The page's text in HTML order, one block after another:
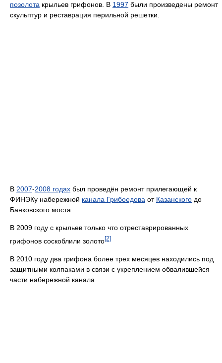
позолота крыльев грифонов. В 1997 были произведены ремонт
скульптур и реставрация перильной решетки.
В 2007-2008 годах был проведён ремонт прилегающей к
ФИНЭКу набережной канала Грибоедова от Казанского до
Банковского моста.
В 2009 году с крыльев только что отреставрированных
грифонов соскоблили золото[2]
В 2010 году два грифона более трех месяцев находились под
защитными колпаками в связи с укреплением обвалившейся
части набережной канала